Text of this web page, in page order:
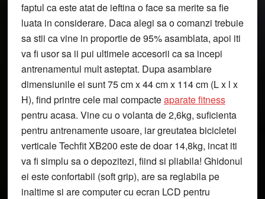
faptul ca este atat de ieftina o face sa merite sa fie
luata in considerare. Daca alegi sa o comanzi trebuie
sa stii ca vine in proportie de 95% asamblata, apoi iti
va fi usor sa ii pui ultimele accesorii ca sa incepi
antrenamentul mult asteptat. Dupa asamblare
dimensiunile ei sunt 75 cm x 44 cm x 114 cm (L x l x
H), find printre cele mai compacteaparate fitness
pentru acasa. Vine cu o volanta de 2,6kg, suficienta
pentru antrenamente usoare, iar greutatea bicicletei
verticale Techfit XB200 este de doar 14,8kg, incat iti
va fi simplu sa o depozitezi, fiind si pliabila! Ghidonul
ei este confortabil (soft grip), are sa reglabila pe
inaltime si are computer cu ecran LCD pentru